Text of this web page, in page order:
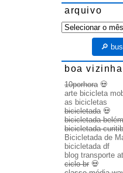
arquivo
arquivo
🔎
boa
10porhora💀
arte bicicleta
as bicicletas
bicicletada💀
bicicletada belém
bicicletada
Bicicletada de
bicicletada df
blog transporte
ciclo br 💀